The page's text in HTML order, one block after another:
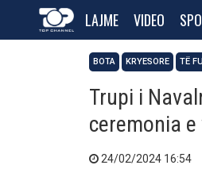
LAJME VIDEO
BOTA KRYESORE TË
Trupi i
ceremonia e
24/02/2024 16:54